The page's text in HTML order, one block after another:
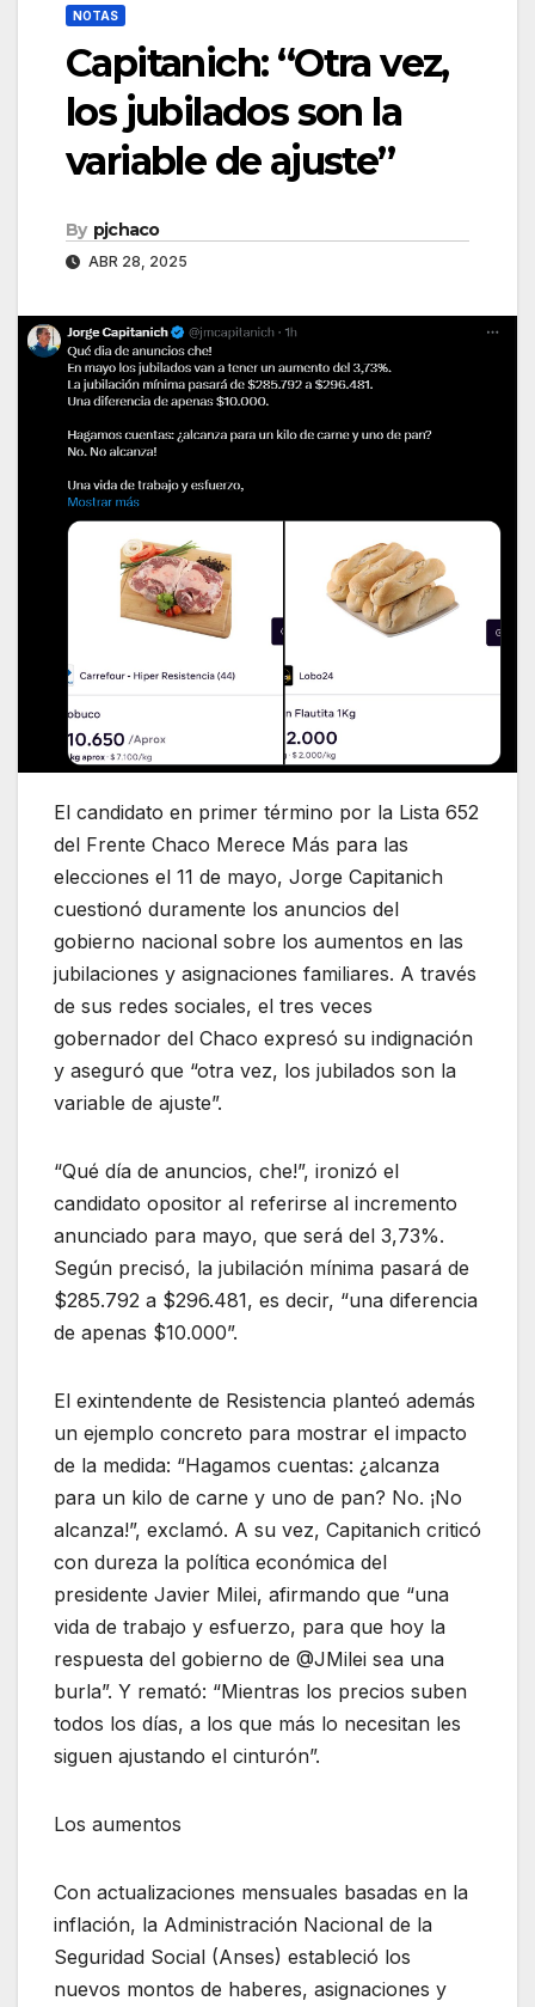
NOTAS
Capitanich: “Otra vez,
los jubilados son la
variable de ajuste”
By pjchaco
ABR 28, 2025
El candidato en primer término por la Lista 652
del Frente Chaco Merece Más para las
elecciones el 11 de mayo, Jorge Capitanich
cuestionó duramente los anuncios del
gobierno nacional sobre los aumentos en las
jubilaciones y asignaciones familiares. A través
de sus redes sociales, el tres veces
gobernador del Chaco expresó su indignación
y aseguró que “otra vez, los jubilados son la
variable de ajuste”.
“Qué día de anuncios, che!”, ironizó el
candidato opositor al referirse al incremento
anunciado para mayo, que será del 3,73%.
Según precisó, la jubilación mínima pasará de
$285.792 a $296.481, es decir, “una diferencia
de apenas $10.000”.
El exintendente de Resistencia planteó además
un ejemplo concreto para mostrar el impacto
de la medida: “Hagamos cuentas: ¿alcanza
para un kilo de carne y uno de pan? No. ¡No
alcanza!”, exclamó. A su vez, Capitanich criticó
con dureza la política económica del
presidente Javier Milei, afirmando que “una
vida de trabajo y esfuerzo, para que hoy la
respuesta del gobierno de @JMilei sea una
burla”. Y remató: “Mientras los precios suben
todos los días, a los que más lo necesitan les
siguen ajustando el cinturón”.
Los aumentos
Con actualizaciones mensuales basadas en la
inflación, la Administración Nacional de la
Seguridad Social (Anses) estableció los
nuevos montos de haberes, asignaciones y